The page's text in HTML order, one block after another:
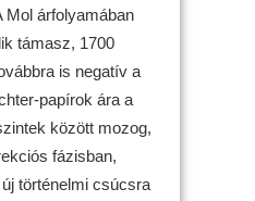
Mol árfolyamában
támasz, 1700
is negatív a
papírok ára a
között mozog,
fázisban,
történelmi csúcsra